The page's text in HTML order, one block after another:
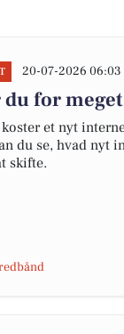
20-07-2026 06:03
du for
et nyt
du se, hvad nyt
skifte.